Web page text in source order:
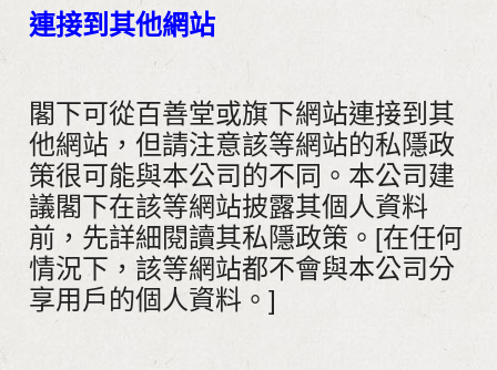
連接到其他網站
閣下可從百善堂或旗下網站連接到其
他網站，但請注意該等網站的私隱政
策很可能與本公司的不同。本公司建
議閣下在該等網站披露其個人資料
前，先詳細閱讀其私隱政策。[在任何
情況下，該等網站都不會與本公司分
享用戶的個人資料。]